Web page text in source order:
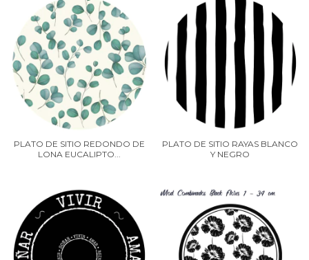
PLATO DE SITIO REDONDO DE
LONA EUCALIPTO...
PLATO DE SITIO RAYAS BLANCO
Y NEGRO